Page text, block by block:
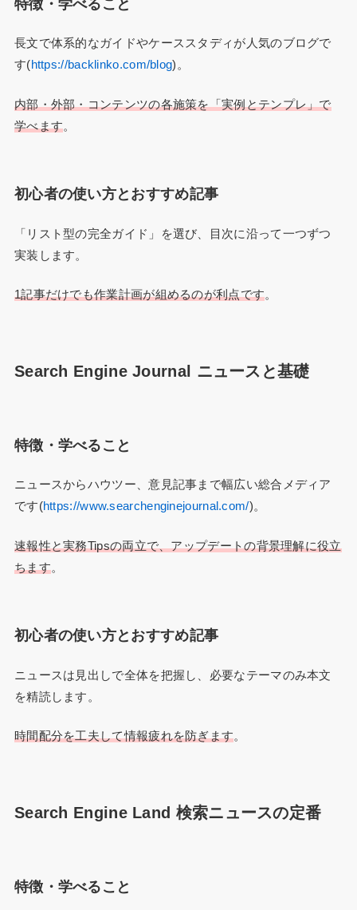
特徴・学べること
長文で体系的なガイドやケーススタディが人気のブログで
す(https://backlinko.com/blog)。
内部・外部・コンテンツの各施策を「実例とテンプレ」で
学べます。
初心者の使い方とおすすめ記事
「リスト型の完全ガイド」を選び、目次に沿って一つずつ
実装します。
1記事だけでも作業計画が組めるのが利点です。
Search Engine Journal ニュースと基礎
特徴・学べること
ニュースからハウツー、意見記事まで幅広い総合メディア
です(https://www.searchenginejournal.com/)。
速報性と実務Tipsの両立で、アップデートの背景理解に役立
ちます。
初心者の使い方とおすすめ記事
ニュースは見出しで全体を把握し、必要なテーマのみ本文
を精読します。
時間配分を工夫して情報疲れを防ぎます。
Search Engine Land 検索ニュースの定番
特徴・学べること